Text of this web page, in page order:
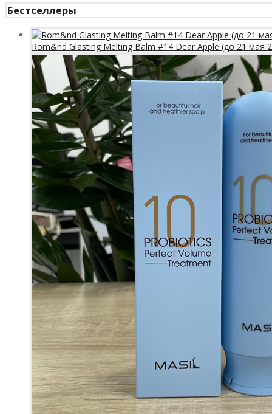
Бестселлеры
Rom&nd Glasting Melting Balm #14 Dear Apple (до 21 мая